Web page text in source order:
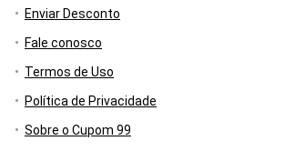
Enviar Desconto
Fale conosco
Termos de Uso
Política de Privacidade
Sobre o Cupom 99